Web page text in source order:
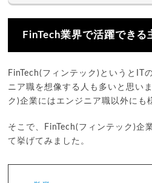
FinTech業界で活躍できる
FinTech(フィンテック)というとIT
ニア職を想像する人も多いと思い
ク)企業にはエンジニア職以外にも
そこで、FinTech(フィンテック)企
て挙げてみました。